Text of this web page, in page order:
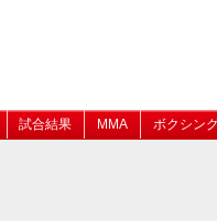
試合結果 MMA ボクシン